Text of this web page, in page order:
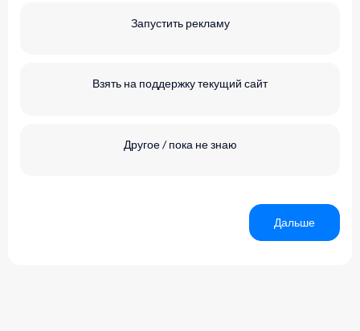
Запустить рекламу
Взять на поддержку текущий сайт
Другое / пока не знаю
Дальше